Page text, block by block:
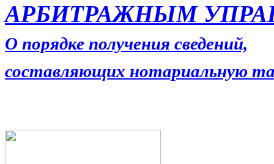
АРБИТРАЖНЫМ
О порядке получения сведений,
составляющих нотариальную